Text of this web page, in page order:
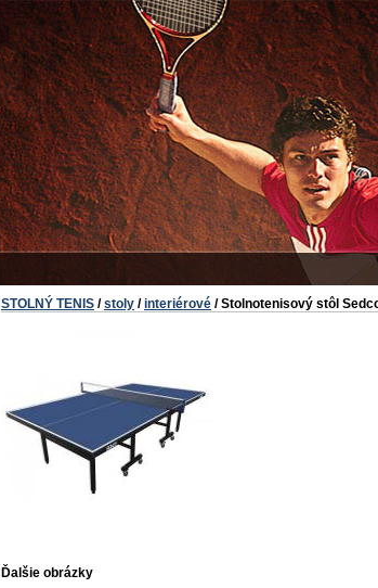
STOLNÝ TENIS /stoly /interiérové / Stolnotenisový stôl
Ďalšie obrázky